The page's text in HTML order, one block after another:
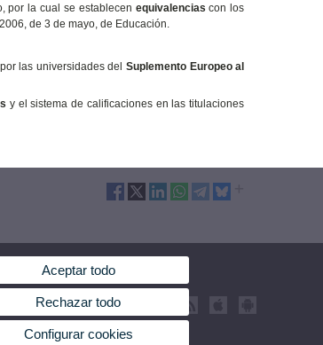
por la cual se establecen equivalenciascon los
de 3 de mayo, de Educación.
las universidades delSuplemento Europeo al
y el sistema de calificaciones en las titulaciones
Aceptar todo
Rechazar todo
Configurar cookies